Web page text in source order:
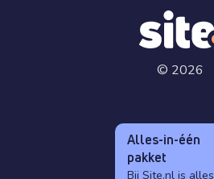
© 2026
Alles-in-één
pakket
Bij Site.nl is alles